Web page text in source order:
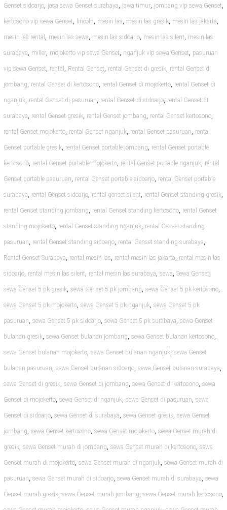
Genset sidoarjo, jasa sewa Genset surabaya, jawa timur, jombang vip sewa Genset,
kertosono vip sewa Genset, lincoln, mesin las, mesin las gresik, mesin las jakarta,
mesin las rental , mesin las sewa, mesin las sidoarjo, mesin las silent, mesin las
surabaya, miller, mojokerto vip sewa Genset, nganjuk vip sewa Genset, pasuruan
vip sewa Genset, rental , Rental Genset, rental Genset di gresik, rental Genset di
jombang, rental Genset di kertosono, rental Genset di mojokerto, rental Genset di
nganjuk, rental Genset di pasuruan, rental Genset di sidoarjo, rental Genset di
surabaya, rental Genset gresik, rental Genset jombang, rental Genset kertosono,
rental Genset mojokerto, rental Genset nganjuk, rental Genset pasuruan, rental
Genset portable gresik, rental Genset portable jombang, rental Genset portable
kertosono, rental Genset portable mojokerto, rental Genset portable nganjuk, rental
Genset portable pasuruan, rental Genset portable sidoarjo, rental Genset portable
surabaya, rental Genset sidoarjo, rental genset silent, rental Genset standing gresik,
rental Genset standing jombang, rental Genset standing kertosono, rental Genset
standing mojokerto, rental Genset standing nganjuk, rental Genset standing
pasuruan, rental Genset standing sidoarjo, rental Genset standing surabaya,
Rental Genset Surabaya, rental mesin las, rental mesin las jakarta, rental mesin las
sidoarjo, rental mesin las silent, rental mesin las surabaya, sewa, Sewa Genset,
sewa Genset 5 pk gresik, sewa Genset 5 pk jombang, sewa Genset 5 pk kertosono,
sewa Genset 5 pk mojokerto, sewa Genset 5 pk nganjuk, sewa Genset 5 pk
pasuruan, sewa Genset 5 pk sidoarjo, sewa Genset 5 pk surabaya, sewa Genset
bulanan gresik, sewa Genset bulanan jombang, sewa Genset bulanan kertosono,
sewa Genset bulanan mojokerto, sewa Genset bulanan nganjuk, sewa Genset
bulanan pasuruan, sewa Genset bulanan sidoarjo, sewa Genset bulanan surabaya,
sewa Genset di gresik, sewa Genset di jombang, sewa Genset di kertosono, sewa
Genset di mojokerto, sewa Genset di nganjuk, sewa Genset di pasuruan, sewa
Genset di sidoarjo, sewa Genset di surabaya, sewa Genset gresik, sewa Genset
jombang, sewa Genset kertosono, sewa Genset mojokerto, sewa Genset murah di
gresik, sewa Genset murah di jombang, sewa Genset murah di kertosono, sewa
Genset murah di mojokerto, sewa Genset murah di nganjuk, sewa Genset murah di
pasuruan, sewa Genset murah di sidoarjo, sewa Genset murah di surabaya, sewa
Genset murah gresik, sewa Genset murah jombang, sewa Genset murah kertosono,